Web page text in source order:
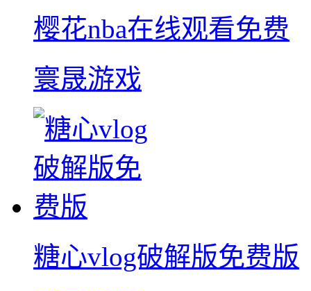
樱花nba在线观看免费
寰晟游戏
糖心vlog破解版免费版